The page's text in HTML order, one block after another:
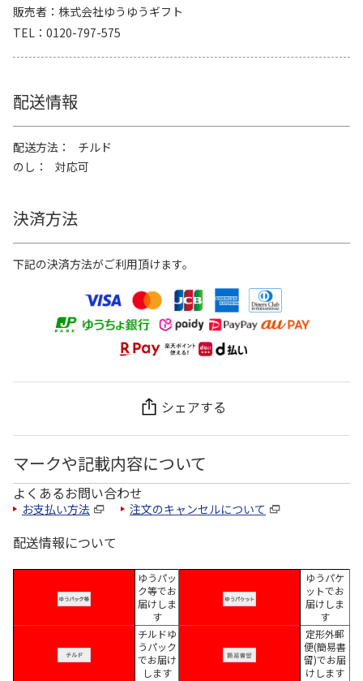
販売者
株式会社ゆうゆうギフト
TEL
0120-797-575
配送情報
配送方法
チルド
のし
対応可
決済方法
下記の決済方法がご利用頂けます。
シェアする
マークや記載内容について
よくあるお問い合わせ
お支払い方法 注文のキャンセルについて
配送情報について
ゆうパッ
ク等でお
届けしま
す
ゆうパケ
ットでお
届けしま
す
チルドゆ
うパック
でお届け
します
定形外郵
便(簡易書
留)でお届
けします